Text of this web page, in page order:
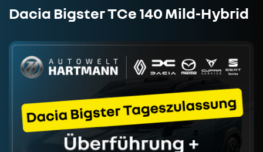
Dacia Bigster TCe 140 Mild-Hybrid